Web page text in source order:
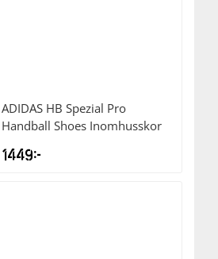
ADIDAS HB Spezial Pro
Handball Shoes Inomhusskor
1449kr